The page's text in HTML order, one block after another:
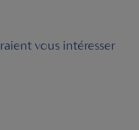
vous intéresser